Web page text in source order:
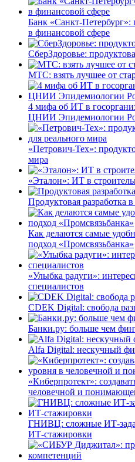
Банк «Санкт-Петербург»:
в финансовой сфере
СберЗдоровье:
МТС: взять лучшее от
4 мифа об ИТ в
ЦНИИ Эпидемиологии
«Петрович-Тех»:
мира
«Эталон»: ИТ в
Продуктовая разработка
Как делаются самые
подход «Промсвязьбанка»
«Улыбка радуги»:
специалистов
CDEK Digital: свобода
Банки.ру: больше чем
Alfa Digital: нескучный
«Киберпротект»:
человечной и
ГНИВЦ: сложные
ИТ‑стажировки